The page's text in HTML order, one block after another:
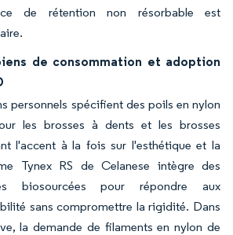
de rétention non résorbable est
de consommation et adoption
personnels spécifient des poils en nylon
les brosses à dents et les brosses
l'accent à la fois sur l'esthétique et la
Tynex RS de Celanese intègre des
biosourcées pour répondre aux
sans compromettre la rigidité. Dans
la demande de filaments en nylon de